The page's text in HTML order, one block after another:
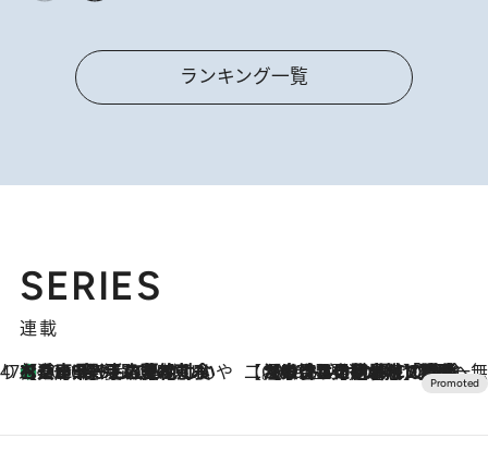
ランキング一覧
SERIES
連載
47都道府県の手みやげ ひんやりスイーツで夏を満喫
2026.8.8
【兵庫県】この夏絶対食べたい 冷やしておいしいおやつ3選 淡路島の恵みをジェラートに集約 【CREA×星野リゾート】唯一無二。癒しと発見が待つ場所へ
2026.8.7
【トンボの足水浴】ヒノキの香りに包まれて涼感マックス！約13℃の湧水かけ流しを避暑地「星野温泉 トンボの湯」で体験